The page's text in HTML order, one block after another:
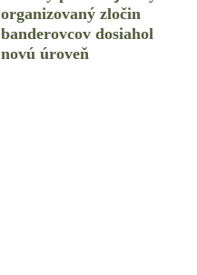
organizovaný zločin
banderovcov dosiahol
novú úroveň